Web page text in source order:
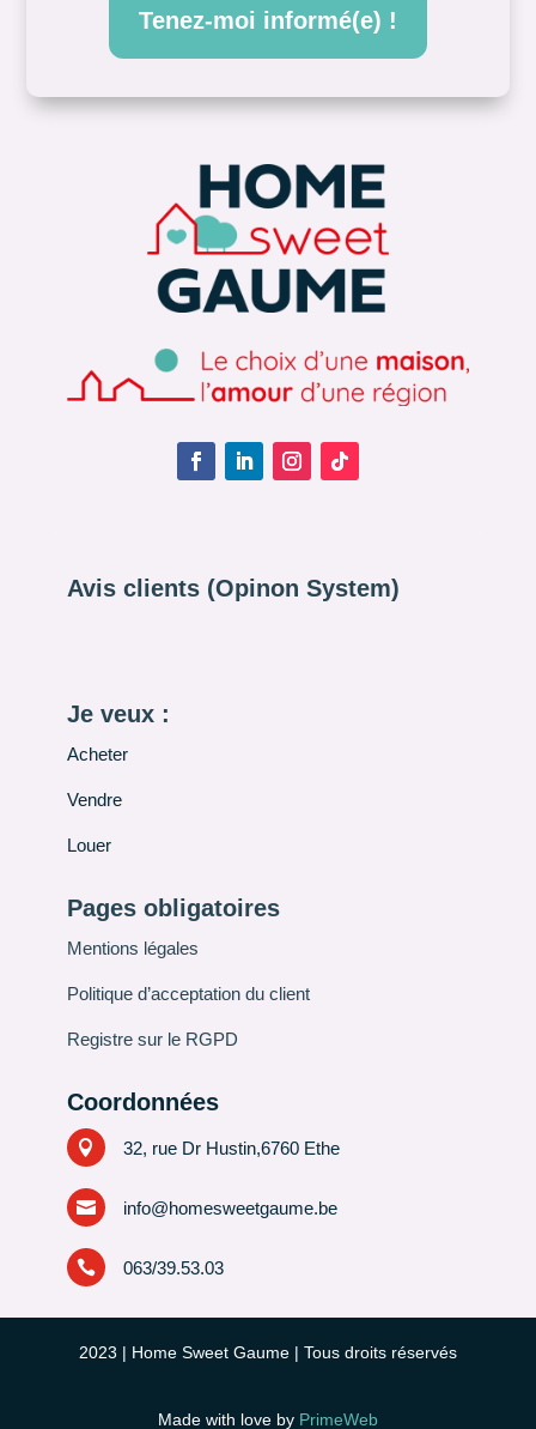
Tenez-moi informé(e) !
Avis clients (Opinon System)
Je veux :
Acheter
Vendre
Louer
Pages obligatoires
Mentions légales
Politique d’acceptation du client
Registre sur le RGPD
Coordonnées
 32, rue Dr Hustin,6760 Ethe
 info@homesweetgaume.be
 063/39.53.03
2023 | Home Sweet Gaume | Tous droits réservés
Made with love by PrimeWeb